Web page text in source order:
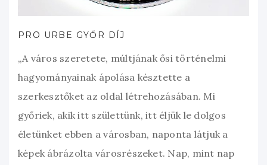
PRO URBE GYŐR DÍJ
„A város szeretete, múltjának ősi történelmi
hagyományainak ápolása késztette a
szerkesztőket az oldal létrehozásában. Mi
győriek, akik itt születtünk, itt éljük le dolgos
életünket ebben a városban, naponta látjuk a
képek ábrázolta városrészeket. Nap, mint nap